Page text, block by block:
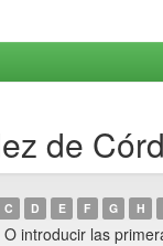
de
C D E F G H
O introducir las